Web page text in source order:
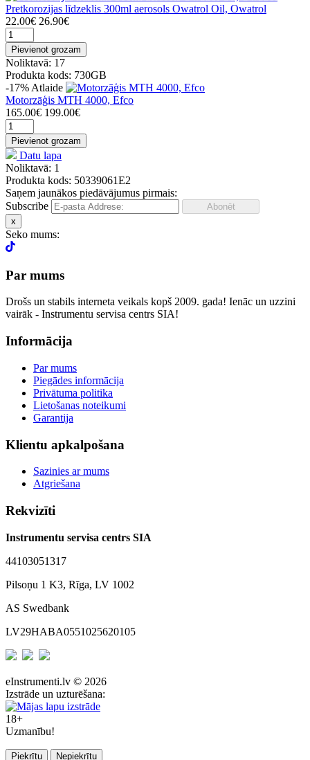
Pretkorozijas līdzeklis 300ml aerosols Owatrol Oil, Owatrol
22.00€ 26.90€
Pievienot grozam
Noliktavā: 17
Produkta kods: 730GB
-17% Atlaide
Motorzāģis MTH 4000, Efco
165.00€ 199.00€
Pievienot grozam
Datu lapa
Noliktavā: 1
Produkta kods: 50339061E2
Saņem jaunākos piedāvājumus pirmais:
Subscribe
x
Seko mums:
Par mums
Drošs un stabils interneta veikals kopš 2009. gada! Ienāc un uzzini
vairāk - Instrumentu servisa centrs SIA!
Informācija
Par mums
Piegādes informācija
Privātuma politika
Lietošanas noteikumi
Garantija
Klientu apkalpošana
Sazinies ar mums
Atgriešana
Rekvizīti
Instrumentu servisa centrs SIA
44103051317
Pilsoņu 1 K3, Rīga, LV 1002
AS Swedbank
LV29HABA0551025620105
eInstrumenti.lv © 2026
Izstrāde un uzturēšana:
18+
Uzmanību!
Piekrītu Nepiekrītu